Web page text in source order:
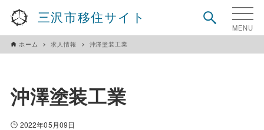
三沢市移住サイト
ホーム 求人情報 沖澤塗装工業
沖澤塗装工業
2022年05月09日